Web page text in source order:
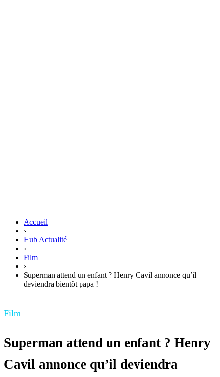
Accueil
›
Hub Actualité
›
Film
›
Superman attend un enfant ? Henry Cavil annonce qu’il
deviendra bientôt papa !
Film
Superman attend un enfant ? Henry
Cavil annonce qu’il deviendra